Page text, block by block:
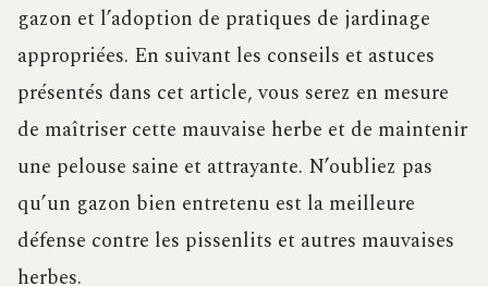
gazon et l’adoption de pratiques de jardinage
appropriées. En suivant les conseils et astuces
présentés dans cet article, vous serez en mesure
de maîtriser cette mauvaise herbe et de maintenir
une pelouse saine et attrayante. N’oubliez pas
qu’un gazon bien entretenu est la meilleure
défense contre les pissenlits et autres mauvaises
herbes.